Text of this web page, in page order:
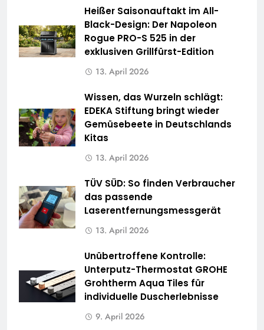
Heißer Saisonauftakt im All-
Black-Design: Der Napoleon
Rogue PRO-S 525 in der
exklusiven Grillfürst-Edition
13. April 2026
Wissen, das Wurzeln schlägt:
EDEKA Stiftung bringt wieder
Gemüsebeete in Deutschlands
Kitas
13. April 2026
TÜV SÜD: So finden Verbraucher
das passende
Laserentfernungsmessgerät
13. April 2026
Unübertroffene Kontrolle:
Unterputz-Thermostat GROHE
Grohtherm Aqua Tiles für
individuelle Duscherlebnisse
9. April 2026